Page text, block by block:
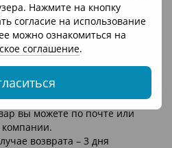
Нажмите на кнопку
согласие на использование
можно ознакомиться на
соглашение.
гарантийный случай?
для вас способом — по
обратной связи.
решить вопрос — заменим
вы можете по почте или
компании.
возврата – 3 дня